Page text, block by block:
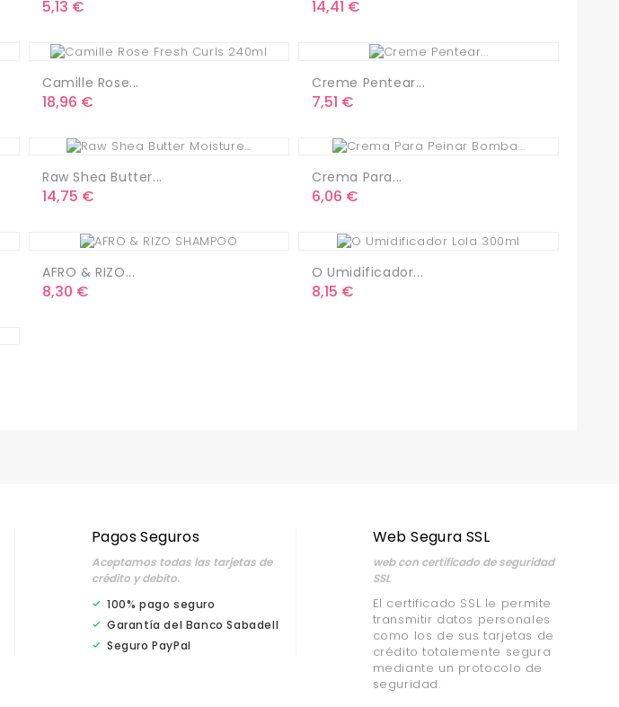
Precio
5,13 € Precio
14,41 €
Camille Rose...
Precio
18,96 €
Creme Pentear...
Precio
7,51 €
Raw Shea Butter...
Precio
14,75 €
Crema Para...
Precio
6,06 €
AFRO & RIZO...
Precio
8,30 €
O Umidificador...
Precio
8,15 €
Pagos Seguros
Aceptamos todas las tarjetas de
crédito y debíto.
100% pago seguro
Garantía del Banco Sabadell
Seguro PayPal
Web Segura SSL
web con certificado de seguridad
SSL
El certificado SSL le permite
transmitir datos personales
como los de sus tarjetas de
crédito totalemente segura
mediante un protocolo de
seguridad.